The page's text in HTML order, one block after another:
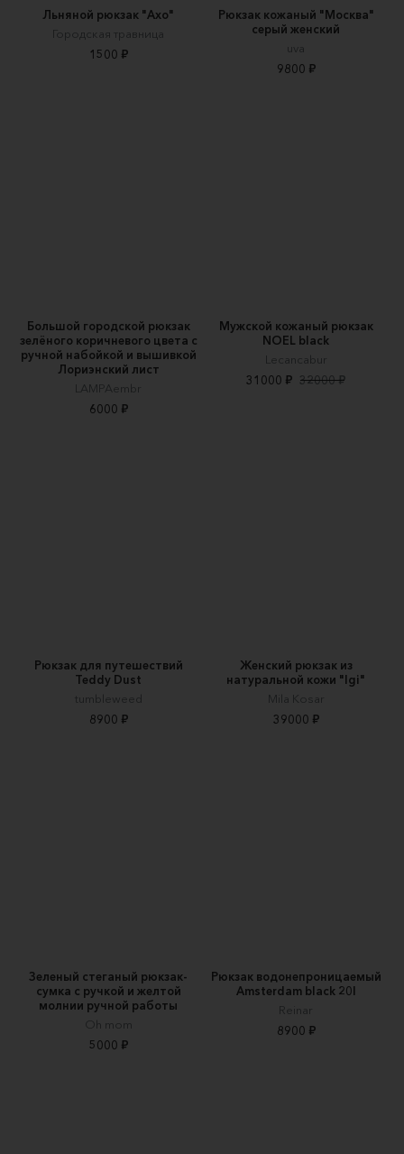
Льняной рюкзак "Ахо"
Городская травница
1500 ₽
Рюкзак кожаный "Москва"
серый женский
uva
9800 ₽
Большой городской рюкзак
зелёного коричневого цвета с
ручной набойкой и вышивкой
Лориэнский лист
LAMPAembr
6000 ₽
Мужской кожаный рюкзак
NOEL black
Lecancabur
31000 ₽ 32000 ₽
Рюкзак для путешествий
Teddy Dust
tumbleweed
8900 ₽
Женский рюкзак из
натуральной кожи "Igi"
Mila Kosar
39000 ₽
Зеленый стеганый рюкзак-
сумка с ручкой и желтой
молнии ручной работы
Oh mom
5000 ₽
Рюкзак водонепроницаемый
Amsterdam black 20l
Reinar
8900 ₽